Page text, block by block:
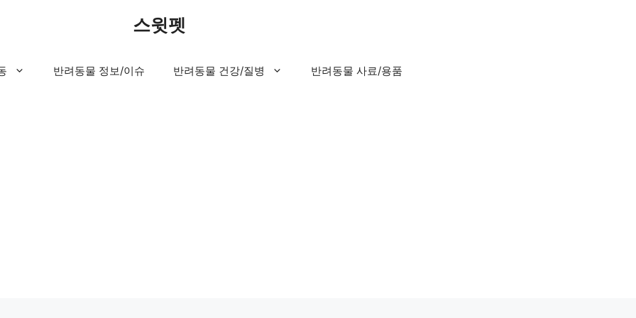
스윗펫
반려동물 정보/이슈 반려동물 건강/질병 반려동물 사료/용품